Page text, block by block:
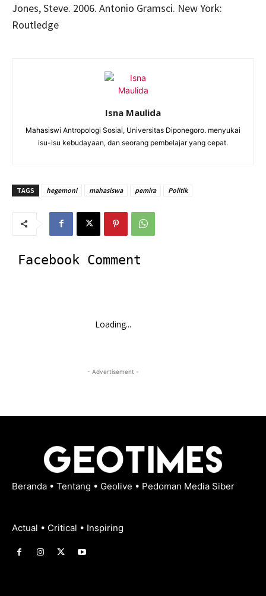
Jones, Steve. 2006. Antonio Gramsci. New York:
Routledge
Isna Maulida
Mahasiswi Antropologi Sosial, Universitas Diponegoro. menyukai
isu-isu kebudayaan, dan seorang pembelajar yang cepat.
TAGS hegemoni mahasiswa pemira Politik
Facebook Comment
Loading...
- Advertisement -
Beranda • Tentang • Geolive • Pedoman Media Siber
Actual • Critical • Inspiring